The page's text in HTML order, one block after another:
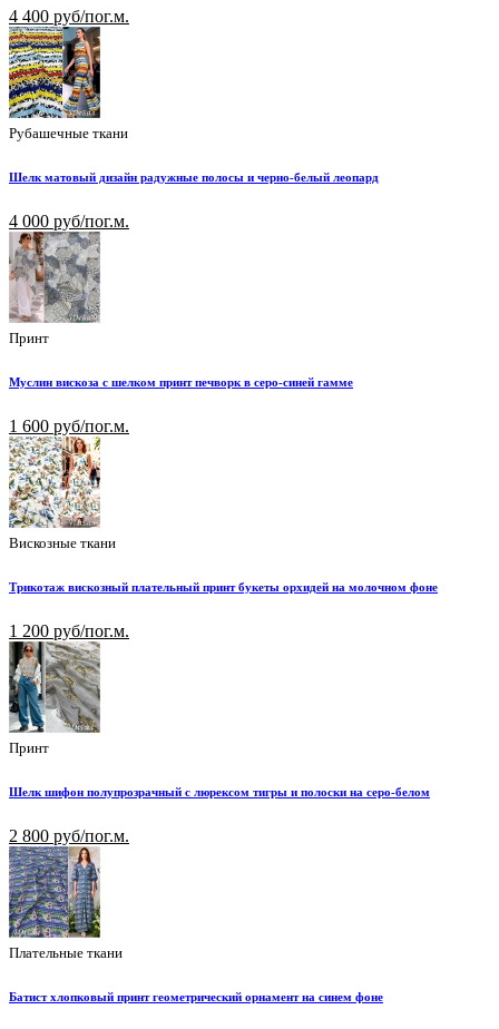
4 400 руб/пог.м.
Рубашечные ткани
Шелк матовый дизайн радужные полосы и черно-белый леопард
4 000 руб/пог.м.
Принт
Муслин вискоза с шелком принт печворк в серо-синей гамме
1 600 руб/пог.м.
Вискозные ткани
Трикотаж вискозный плательный принт букеты орхидей на молочном фоне
1 200 руб/пог.м.
Принт
Шелк шифон полупрозрачный с люрексом тигры и полоски на серо-белом
2 800 руб/пог.м.
Плательные ткани
Батист хлопковый принт геометрический орнамент на синем фоне